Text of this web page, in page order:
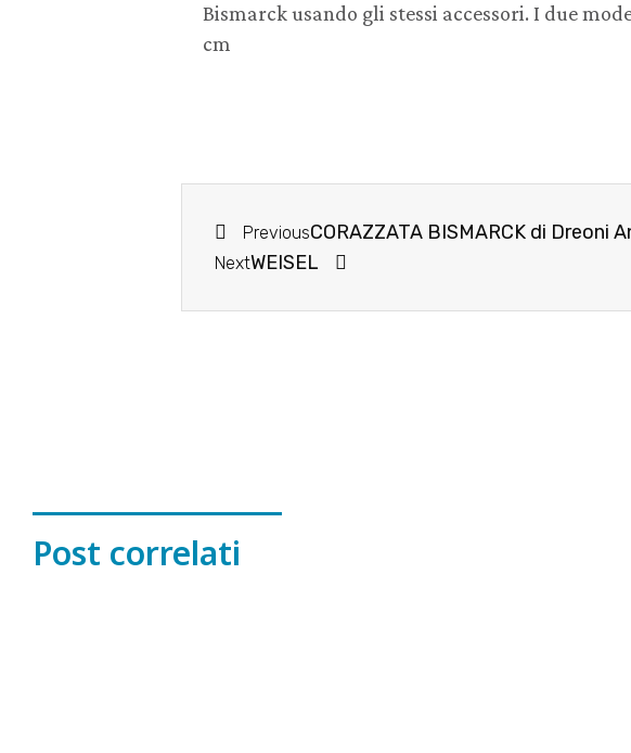
Bismarck usando gli stessi accessori. I due
cm
PreviousCORAZZATA BISMARCK di Dreoni
NextWEISEL
Post correlati